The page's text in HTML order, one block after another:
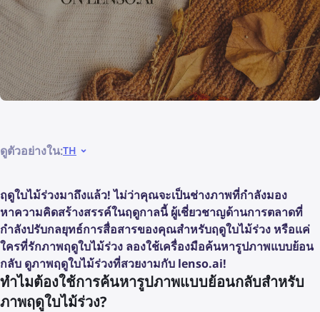
ดูตัวอย่างใน:TH
ฤดูใบไม้ร่วงมาถึงแล้ว! ไม่ว่าคุณจะเป็นช่างภาพที่กำลังมอง
หาความคิดสร้างสรรค์ในฤดูกาลนี้ ผู้เชี่ยวชาญด้านการตลาดที่
กำลังปรับกลยุทธ์การสื่อสารของคุณสำหรับฤดูใบไม้ร่วง หรือแค่
ใครที่รักภาพฤดูใบไม้ร่วง ลองใช้เครื่องมือค้นหารูปภาพแบบย้อน
กลับ ดูภาพฤดูใบไม้ร่วงที่สวยงามกับ lenso.ai!
ทำไมต้องใช้การค้นหารูปภาพแบบย้อนกลับสำหรับ
ภาพฤดูใบไม้ร่วง?